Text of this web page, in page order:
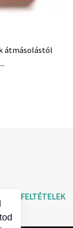
átmásolástól
FELTÉTELEK